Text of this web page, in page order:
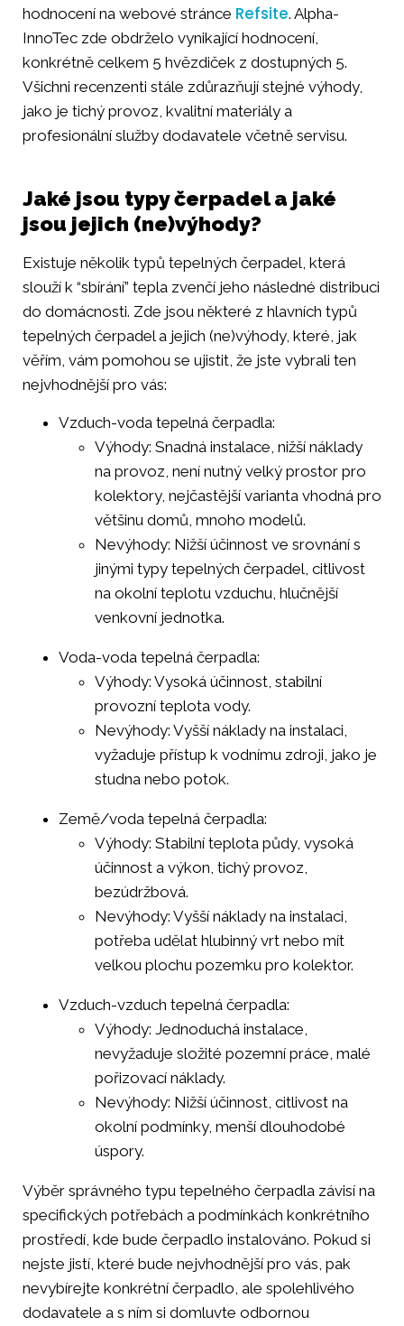
hodnocení na webové stránce Refsite. Alpha-
InnoTec zde obdrželo vynikající hodnocení,
konkrétně celkem 5 hvězdiček z dostupných 5.
Všichni recenzenti stále zdůrazňují stejné výhody,
jako je tichý provoz, kvalitní materiály a
profesionální služby dodavatele včetně servisu.
Jaké jsou typy čerpadel a jaké
jsou jejich (ne)výhody?
Existuje několik typů tepelných čerpadel, která
slouží k “sbírání” tepla zvenčí jeho následné distribuci
do domácnosti. Zde jsou některé z hlavních typů
tepelných čerpadel a jejich (ne)výhody, které, jak
věřím, vám pomohou se ujistit, že jste vybrali ten
nejvhodnější pro vás:
Vzduch-voda tepelná čerpadla:
Výhody: Snadná instalace, nižší náklady
na provoz, není nutný velký prostor pro
kolektory, nejčastější varianta vhodná pro
většinu domů, mnoho modelů.
Nevýhody: Nižší účinnost ve srovnání s
jinými typy tepelných čerpadel, citlivost
na okolní teplotu vzduchu, hlučnější
venkovní jednotka.
Voda-voda tepelná čerpadla:
Výhody: Vysoká účinnost, stabilní
provozní teplota vody.
Nevýhody: Vyšší náklady na instalaci,
vyžaduje přístup k vodnímu zdroji, jako je
studna nebo potok.
Země/voda tepelná čerpadla:
Výhody: Stabilní teplota půdy, vysoká
účinnost a výkon, tichý provoz,
bezúdržbová.
Nevýhody: Vyšší náklady na instalaci,
potřeba udělat hlubinný vrt nebo mít
velkou plochu pozemku pro kolektor.
Vzduch-vzduch tepelná čerpadla:
Výhody: Jednoduchá instalace,
nevyžaduje složité pozemní práce, malé
pořizovací náklady.
Nevýhody: Nižší účinnost, citlivost na
okolní podmínky, menší dlouhodobé
úspory.
Výběr správného typu tepelného čerpadla závisí na
specifických potřebách a podmínkách konkrétního
prostředí, kde bude čerpadlo instalováno. Pokud si
nejste jistí, které bude nejvhodnější pro vás, pak
nevybírejte konkrétní čerpadlo, ale spolehlivého
dodavatele a s ním si domluvte odbornou